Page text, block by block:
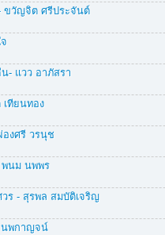
ขวัญจิต ศรีประจันต์
- แวว อาภัสรา
ทียนทอง
งศรี วรนุช
พนม นพพร
วร - สุรพล สมบัติเจริญ
นพกาญจน์